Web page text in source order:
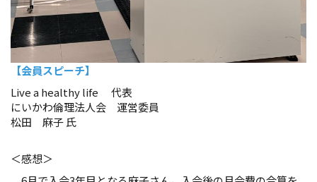
【会員スピーチ】
Live a healthy life 代表
にいかわ倫理法人会 運営委員
松田 麻子 氏
＜感想＞